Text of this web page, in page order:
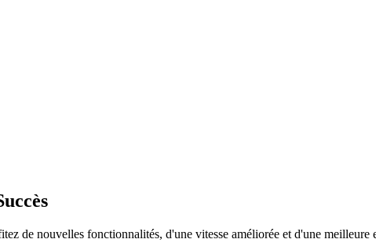
de nouvelles fonctionnalités, d'une vitesse améliorée et d'une meilleure